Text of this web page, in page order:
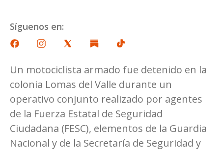
Síguenos en:
Un motociclista armado fue detenido en la
colonia Lomas del Valle durante un
operativo conjunto realizado por agentes
de la Fuerza Estatal de Seguridad
Ciudadana (FESC), elementos de la Guardia
Nacional y de la Secretaría de Seguridad y